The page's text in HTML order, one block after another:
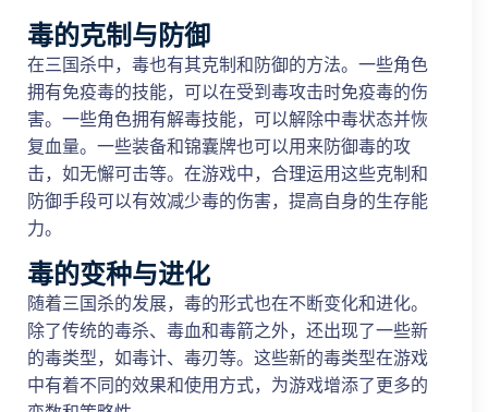
毒的克制与防御
在三国杀中，毒也有其克制和防御的方法。一些角色
拥有免疫毒的技能，可以在受到毒攻击时免疫毒的伤
害。一些角色拥有解毒技能，可以解除中毒状态并恢
复血量。一些装备和锦囊牌也可以用来防御毒的攻
击，如无懈可击等。在游戏中，合理运用这些克制和
防御手段可以有效减少毒的伤害，提高自身的生存能
力。
毒的变种与进化
随着三国杀的发展，毒的形式也在不断变化和进化。
除了传统的毒杀、毒血和毒箭之外，还出现了一些新
的毒类型，如毒计、毒刃等。这些新的毒类型在游戏
中有着不同的效果和使用方式，为游戏增添了更多的